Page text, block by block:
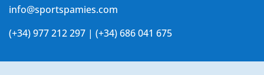
info@sportspamies.com
(+34) 977 212 297 | (+34) 686 041 675